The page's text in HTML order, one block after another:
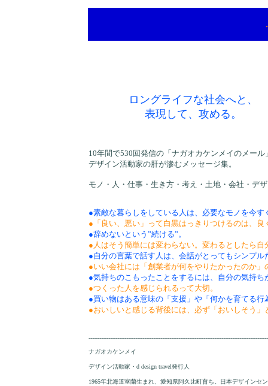
ロングライフな社会へと、
表現して、攻める。
10年間で530回発信の「ナガオカケンメイのメール
デザイン活動家の肝が滲むメッセージ集。
モノ・人・仕事・生き方・考え・土地・会社・デ
●素敵な暮らしをしている人は、必要なモノを今
●「良い、悪い」って白黒はっきりつけるのは、良
●辞めないという”続ける”。
●人はそう簡単には変わらない。変わるとしたら自
●自分の言葉で話す人は、会話がとってもシンプル
●いい会社には「創業者が何をやりたかったのか」
●気持ちのこもったことをするには、自分の気持ち
●つくった人を感じられるって大切。
●買い物はある意味の「支援」や「何かを育てる行
●おいしいと感じる背後には、必ず「おいしそう」
ナガオカケンメイ
デザイン活動家・d design travel発行人
1965年北海道室蘭生まれ、愛知県阿久比町育ち。日本デザインセ